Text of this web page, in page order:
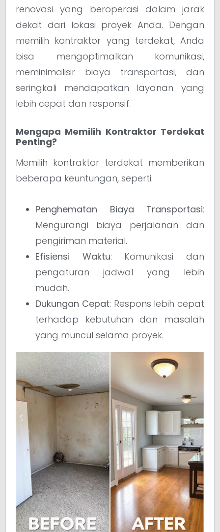
renovasi yang beroperasi dalam jarak
dekat dari lokasi proyek Anda. Dengan
memilih kontraktor yang terdekat, Anda
bisa mengoptimalkan komunikasi,
meminimalisir biaya transportasi, dan
seringkali mendapatkan layanan yang
lebih cepat dan responsif.
Mengapa Memilih Kontraktor Terdekat
Penting?
Memilih kontraktor terdekat memberikan
beberapa keuntungan, seperti:
Penghematan Biaya Transportasi:
Mengurangi biaya perjalanan dan
pengiriman material.
Efisiensi Waktu: Komunikasi dan
pengaturan jadwal yang lebih
mudah.
Dukungan Cepat: Respons lebih cepat
terhadap kebutuhan dan masalah
yang muncul selama proyek.